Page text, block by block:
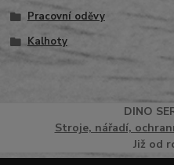
Pracovní oděvy
Kalhoty
DINO
Stroje, nářadí,
Již od